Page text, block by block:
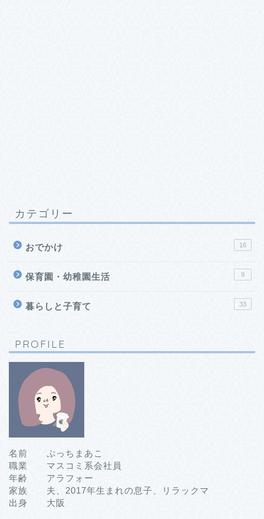
カテゴリー
おでかけ 16
保育園・幼稚園生活 9
暮らしと子育て 33
PROFILE
名前 ぷっちまあこ
職業 マスコミ系会社員
年齢 アラフォー
家族 夫、2017年生まれの息子、リラックマ
出身 大阪